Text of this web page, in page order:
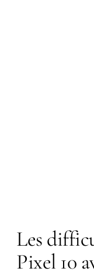
Les
Pixel 10